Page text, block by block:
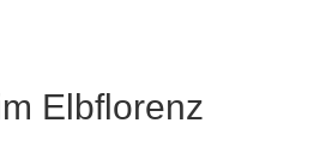
Elbflorenz